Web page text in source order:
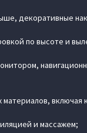
декоративные
по высоте и
материалов,
и массажем;